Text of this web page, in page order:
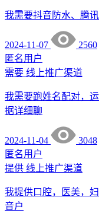
我需要抖音防水、腾
2024-11-07
2560
匿名用户
需要 线上推广渠道
我需要跑姓名配对，
据详细聊
2024-11-04
3048
匿名用户
提供 线上推广渠道
我提供口腔，医美，
音户